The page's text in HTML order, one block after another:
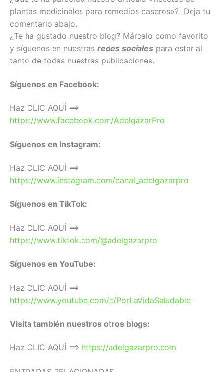
plantas medicinales para remedios caseros»? Deja tu
comentario abajo.
¿Te ha gustado nuestro blog? Márcalo como favorito
y síguenos en nuestras redes sociales para estar al
tanto de todas nuestras publicaciones.
Síguenos en Facebook:
Haz CLIC AQUÍ ==>
https://www.facebook.com/AdelgazarPro
Síguenos en Instagram:
Haz CLIC AQUÍ ==>
https://www.instagram.com/canal_adelgazarpro
Síguenos en TikTok:
Haz CLIC AQUÍ ==>
https://www.tiktok.com/@adelgazarpro
Síguenos en YouTube:
Haz CLIC AQUÍ ==>
https://www.youtube.com/c/PorLaVidaSaludable
Visita también nuestros otros blogs:
Haz CLIC AQUÍ ==> https://adelgazarpro.com